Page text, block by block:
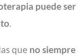
puede ser
.
que no siempre